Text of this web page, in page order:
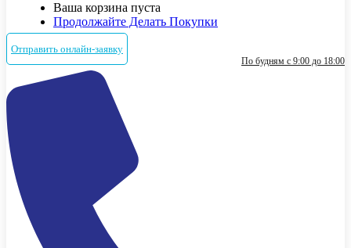
Ваша корзина пуста
Продолжайте Делать Покупки
Отправить онлайн-заявку
По будням с 9:00 до 18:00